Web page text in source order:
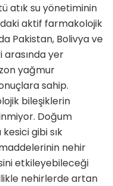
atık su yönetiminin
aktif farmakolojik
Pakistan, Bolivya ve
arasında yer
yağmur
sahip.
bileşiklerin
Doğum
gibi sık
nehir
etkileyebileceği
nehirlerde artan